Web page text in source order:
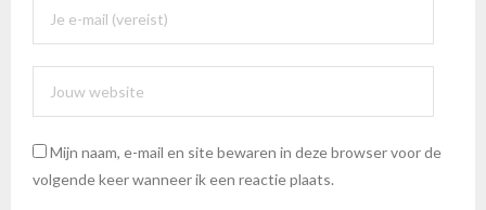
Mijn naam, e-mail en site bewaren in deze browser voor de
volgende keer wanneer ik een reactie plaats.